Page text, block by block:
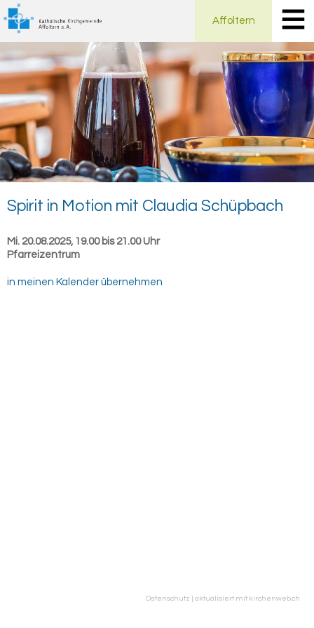
Affoltern
Spi­rit in Mo­ti­on mit Clau­dia Schüp­bach
Mi. 20.08.2025, 19.00 bis 21.00 Uhr
Pfarreizentrum
in meinen Kalender übernehmen
Datenschutz | aktualisiert mit kirchenweb.ch